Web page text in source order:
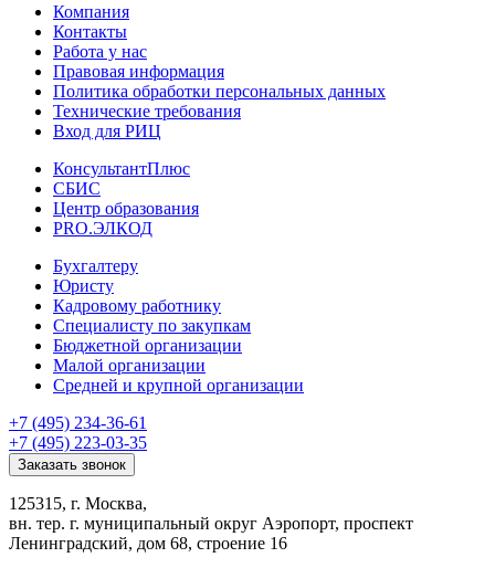
Компания
Контакты
Работа у нас
Правовая информация
Политика обработки персональных данных
Технические требования
Вход для РИЦ
КонсультантПлюс
СБИС
Центр образования
PRO.ЭЛКОД
Бухгалтеру
Юристу
Кадровому работнику
Специалисту по закупкам
Бюджетной организации
Малой организации
Средней и крупной организации
+7 (495) 234-36-61
+7 (495) 223-03-35
Заказать звонок
125315, г. Москва,
вн. тер. г. муниципальный округ Аэропорт, проспект
Ленинградский, дом 68, строение 16